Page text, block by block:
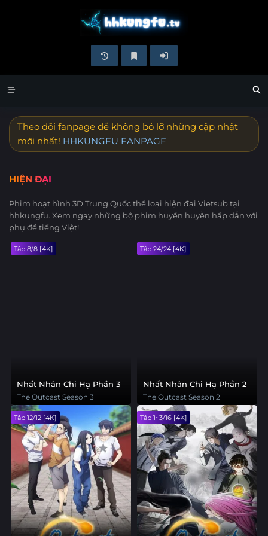
Theo dõi fanpage để không bỏ lỡ những cập nhật
mới nhất! HHKUNGFU FANPAGE
HIỆN ĐẠI
Phim hoạt hình 3D Trung Quốc thể loại hiện đại Vietsub tại
hhkungfu. Xem ngay những bộ phim huyền huyễn hấp dẫn với
phụ đề tiếng Việt!
Tập 8/8 [4K]
Nhất Nhân Chi Hạ Phần 3
The Outcast Season 3
Tập 24/24 [4K]
Nhất Nhân Chi Hạ Phần 2
The Outcast Season 2
Tập 12/12 [4K] Tập 1~3/16 [4K]